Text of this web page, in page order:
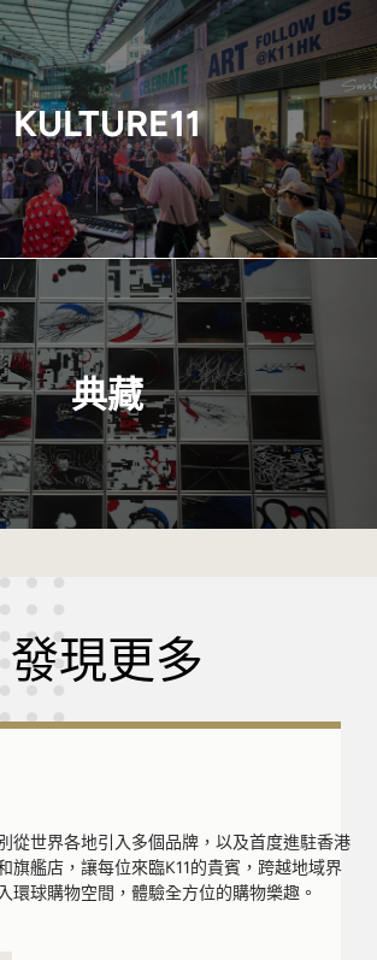
KULTURE11
典藏
發現更多
從世界各地引入多個品牌，以及首度進駐香港
旗艦店，讓每位來臨K11的貴賓，跨越地域界
環球購物空間，體驗全方位的購物樂趣。